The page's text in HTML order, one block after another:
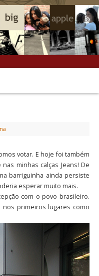
votar. E hoje foi também
minhas calças Jeans! De
barriguinha ainda persiste
esperar muito mais.
com o povo brasileiro.
nos primeiros lugares como